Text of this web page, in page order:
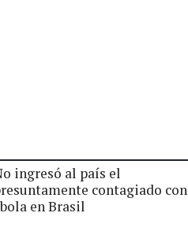
ingresó al país el
contagiado con
en Brasil